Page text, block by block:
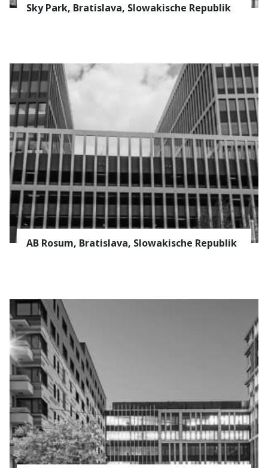
Sky Park, Bratislava, Slowakische Republik
AB Rosum, Bratislava, Slowakische Republik